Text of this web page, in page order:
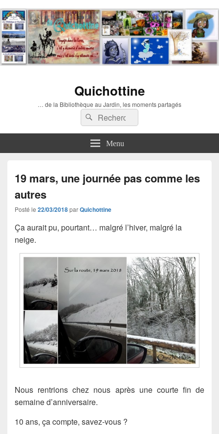
Quichottine
… de la Bibliothèque au Jardin, les moments partagés
Recherche :
Rechercher
Menu
19 mars, une journée pas comme les
autres
Posté le 22/03/2018parQuichottine
Ça aurait pu, pourtant… malgré l’hiver, malgré la
neige.
Nous rentrions chez nous après une courte fin de
semaine d’anniversaire.
10 ans, ça compte, savez-vous ?